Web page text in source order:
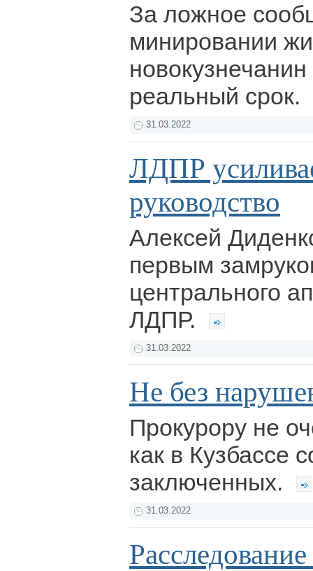
За ложное
минировании
реальный срок.
31.03.2022
ЛДПР
руководство
Алексей
первым
центрального
ЛДПР.
31.03.2022
Не без
Прокурору не
как в Кузбассе
заключенных.
31.03.2022